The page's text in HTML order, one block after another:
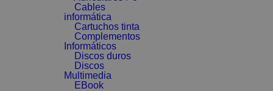
Cables
informática
Cartuchos tinta
Complementos
Informáticos
Discos duros
Discos
Multimedia
EBook